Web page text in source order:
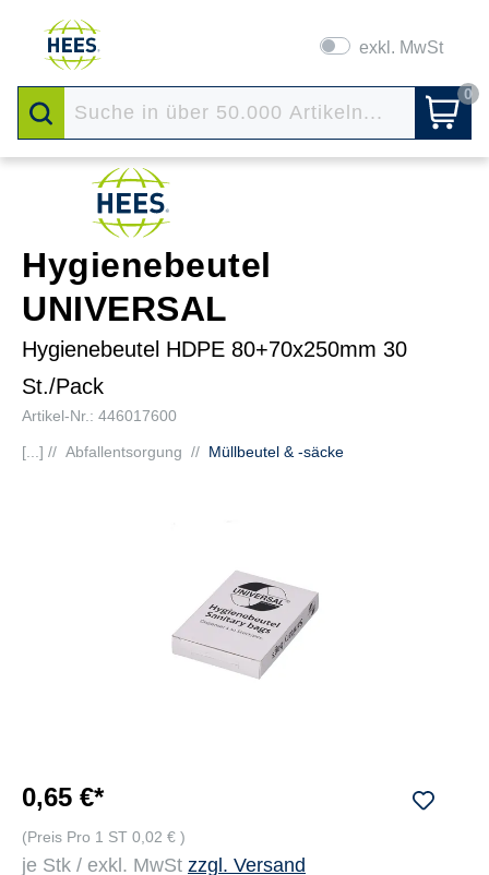
exkl. MwSt
0
Hygienebeutel
UNIVERSAL
Hygienebeutel HDPE 80+70x250mm 30
St./Pack
Artikel-Nr.: 446017600
[...] // Abfallentsorgung // Müllbeutel & -säcke
0,65 €*
(Preis Pro 1 ST 0,02 € )
je Stk / exkl. MwSt zzgl. Versand